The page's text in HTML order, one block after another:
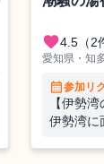
favorite4.5 （2
愛知県・知
calendar_month参加リ
【伊勢
伊勢湾に